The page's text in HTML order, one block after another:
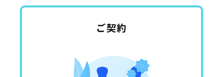
ご契約